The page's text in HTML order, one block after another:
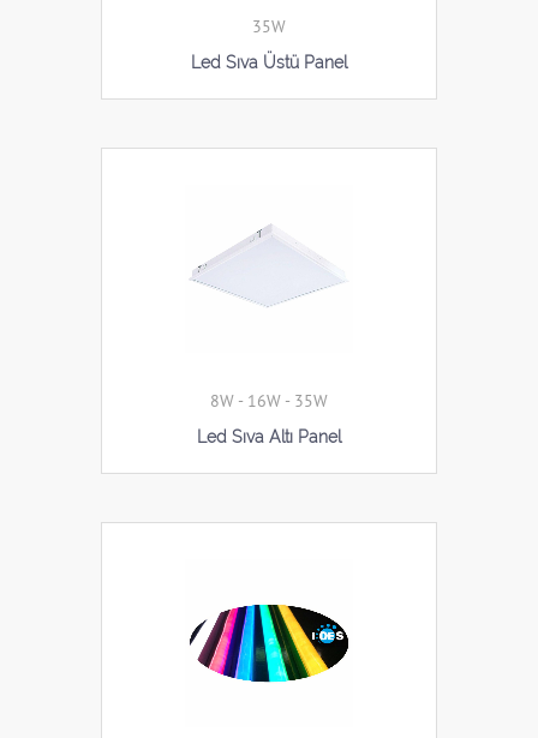
35W
Led Sıva Üstü Panel
8W - 16W - 35W
Led Sıva Altı Panel